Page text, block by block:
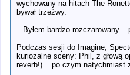
wychowany na hitach The
bywał trzeźwy.
– Byłem bardzo rozczarowany –
Podczas sesji do Imagine,
kuriozalne sceny: Phil, z głową
reverb!) ...po czym natychmiast